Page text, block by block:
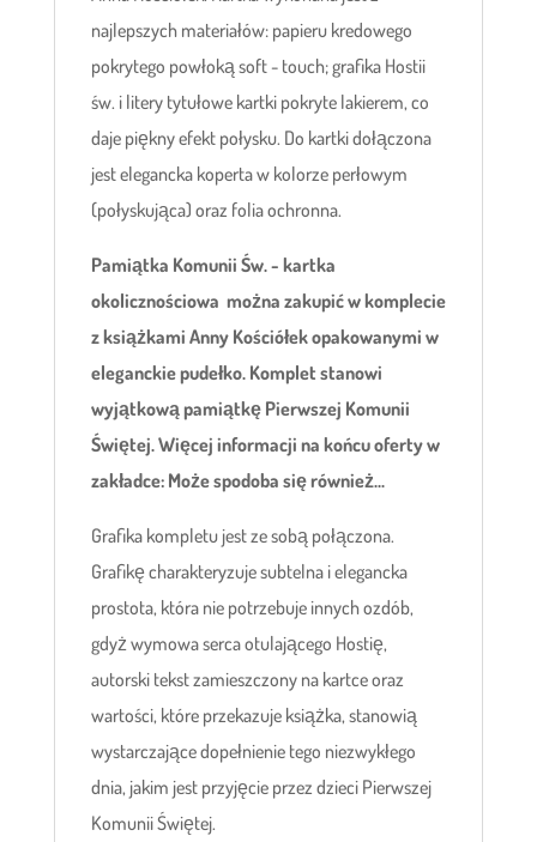
najlepszych materiałów: papieru kredowego
pokrytego powłoką soft - touch; grafika Hostii
św. i litery tytułowe kartki pokryte lakierem, co
daje piękny efekt połysku. Do kartki dołączona
jest elegancka koperta w kolorze perłowym
(połyskująca) oraz folia ochronna.
Pamiątka Komunii Św. - kartka
okolicznościowa można zakupić w komplecie
z książkami Anny Kościółek opakowanymi w
eleganckie pudełko. Komplet stanowi
wyjątkową pamiątkę Pierwszej Komunii
Świętej. Więcej informacji na końcu oferty w
zakładce: Może spodoba się również...
Grafika kompletu jest ze sobą połączona.
Grafikę charakteryzuje subtelna i elegancka
prostota, która nie potrzebuje innych ozdób,
gdyż wymowa serca otulającego Hostię,
autorski tekst zamieszczony na kartce oraz
wartości, które przekazuje książka, stanowią
wystarczające dopełnienie tego niezwykłego
dnia, jakim jest przyjęcie przez dzieci Pierwszej
Komunii Świętej.